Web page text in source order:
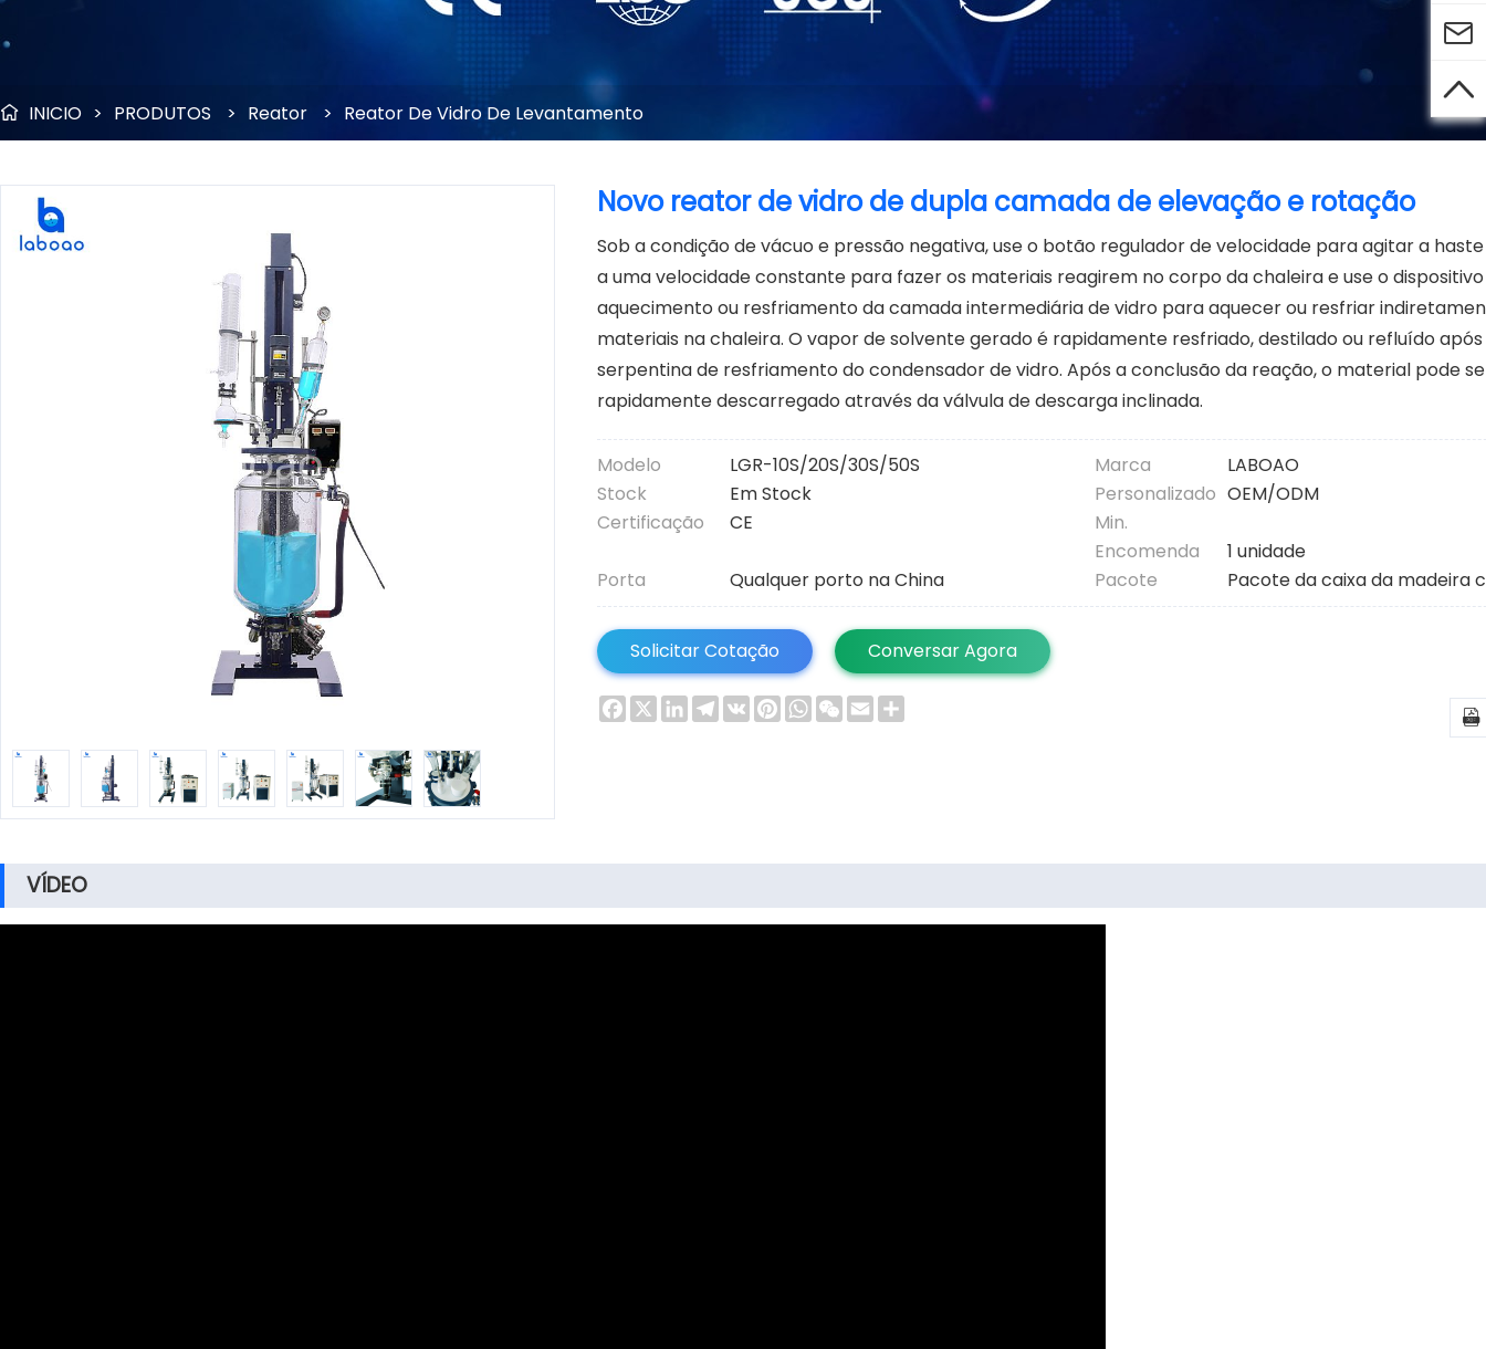
 INICIO > PRODUTOS > Reator > Reator De Vidro De Levantamento
Novo reator de vidro de dupla camada de elevação e rotação
Sob a condição de vácuo e pressão negativa, use o botão regulador de velocidade para agitar a
a uma velocidade constante para fazer os materiais reagirem no corpo da chaleira e use o
aquecimento ou resfriamento da camada intermediária de vidro para aquecer ou resfriar
materiais na chaleira. O vapor de solvente gerado é rapidamente resfriado, destilado ou refluído
serpentina de resfriamento do condensador de vidro. Após a conclusão da reação, o material pode
rapidamente descarregado através da válvula de descarga inclinada.
Modelo LGR-10S/20S/30S/50S Marca
LABOAO
Stock
Em Stock Personalizado OEM/ODM
Certificação
CE
Min.
Encomenda
1 unidade
Porta
Qualquer porto na China Pacote Pacote da caixa da madeira
Solicitar Cotação Conversar Agora
Facebook
X LinkedInTelegram
VK Pinterest
WhatsApp
WeChat
Email 
VÍDEO

